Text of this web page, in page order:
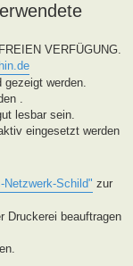
VERFÜGUNG.
werden.
.
lesbar sein.
eingesetzt werden
Netzwerk-Schild" zur
Druckerei beauftragen